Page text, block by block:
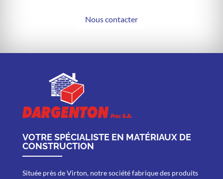
Nous contacter
VOTRE SPÉCIALISTE EN MATÉRIAUX DE
CONSTRUCTION
Située près de Virton, notre société fabrique des produits